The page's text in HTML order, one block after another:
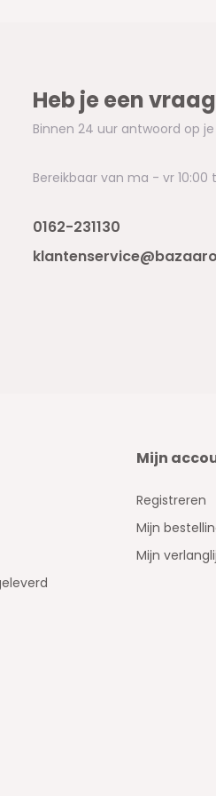
Heb je een
Binnen 24 uur antwoord op
Bereikbaar van ma - vr 10:00
0162-231130
Mijn
Registreren
Mijn
Mijn